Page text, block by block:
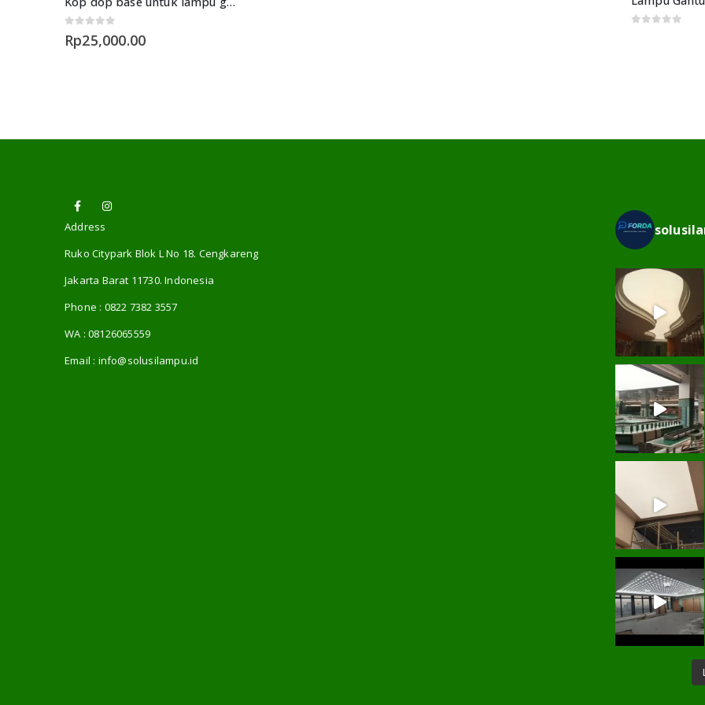
Rp25,000.00
Address
Ruko Citypark Blok L No 18. Cengkareng
Jakarta Barat 11730. Indonesia
Phone : 0822 7382 3557
WA :08126065559
Email : info@solusilampu.id